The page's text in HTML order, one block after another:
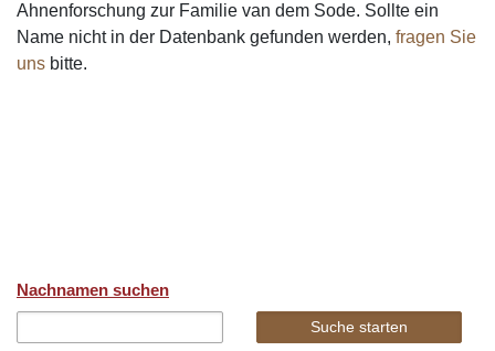
Ahnenforschung zur Familie van dem Sode. Sollte ein
Name nicht in der Datenbank gefunden werden, fragen Sie
uns bitte.
Nachnamen suchen